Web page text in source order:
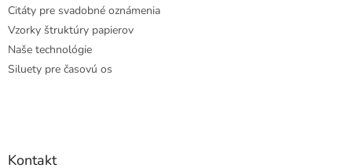
Citáty pre svadobné oznámenia
Vzorky štruktúry papierov
Naše technológie
Siluety pre časovú os
Kontakt